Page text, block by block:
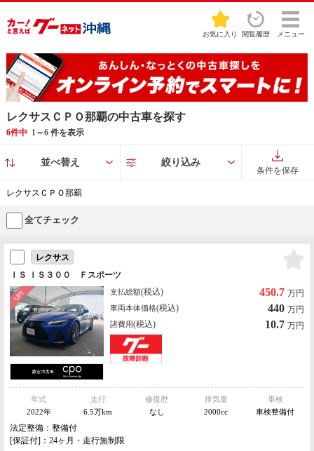
お気に入り 閲覧履歴 メニュー
レクサスＣＰＯ那覇の中古車を探す
6件中 1～6件を表示
並べ替え 絞り込み
条件を保存
レクサスＣＰＯ那覇
全てチェック
レクサス
ＩＳ ＩＳ３００ Ｆスポーツ
支払総額(税込) 450.7 万円
車両本体価格(税込) 440 万円
諸費用(税込) 10.7 万円
年式
2022年
走行
6.5万km
修復歴
なし
排気量
2000cc
車検
車検整備付
法定整備：整備付
[保証付]：24ヶ月・走行無制限